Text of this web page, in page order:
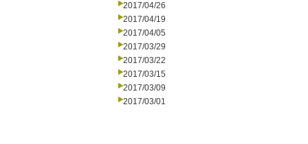
2017/04/26
2017/04/19
2017/04/05
2017/03/29
2017/03/22
2017/03/15
2017/03/09
2017/03/01